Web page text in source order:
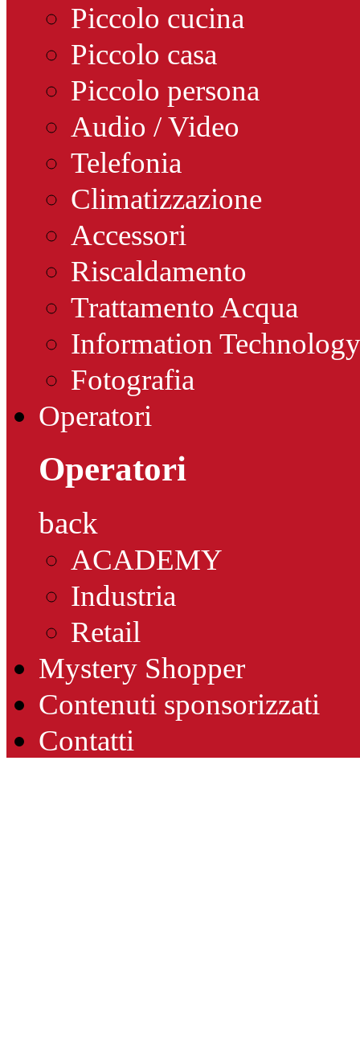
Piccolo cucina
Piccolo casa
Piccolo persona
Audio / Video
Telefonia
Climatizzazione
Accessori
Riscaldamento
Trattamento Acqua
Information Technology
Fotografia
Operatori
Operatori
back
ACADEMY
Industria
Retail
Mystery Shopper
Contenuti sponsorizzati
Contatti